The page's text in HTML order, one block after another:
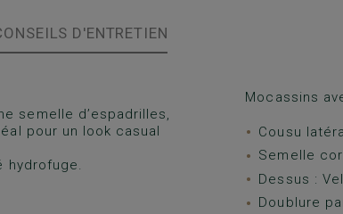
D'ENTRETIEN
semelle d’espadrilles,
pour un look casual
hydrofuge.
Mocassins
Cousu
Semelle
Dessus :
Doublure